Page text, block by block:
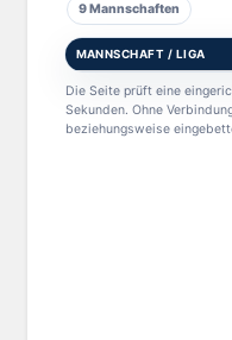
9 Mannschaften
MANNSCHAFT / LIGA
Die Seite prüft eine
Sekunden. Ohne
beziehungsweise